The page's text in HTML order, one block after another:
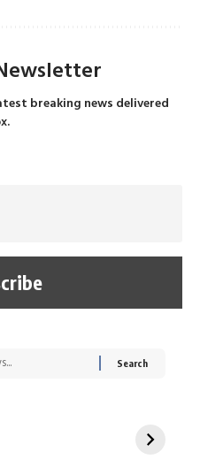
breaking news delivered
रोज एक कच्चे लहसुन